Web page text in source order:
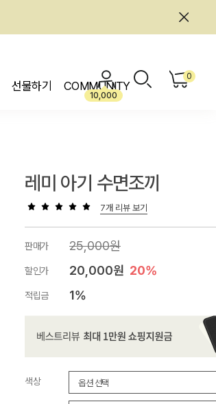
선물하기 COMMUNITY
10,000
0
레미 아기 수면조끼
7개 리뷰 보기
판매가 25,000원
할인가 20,000원 20%
적립금 1%
색상